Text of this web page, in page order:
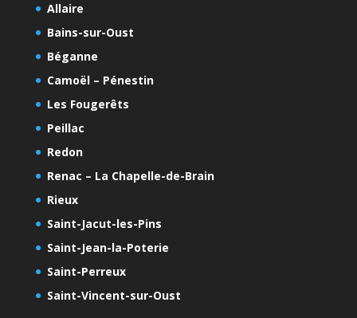
Allaire
Bains-sur-Oust
Béganne
Camoël – Pénestin
Les Fougerêts
Peillac
Redon
Renac – La Chapelle-de-Brain
Rieux
Saint-Jacut-les-Pins
Saint-Jean-la-Poterie
Saint-Perreux
Saint-Vincent-sur-Oust